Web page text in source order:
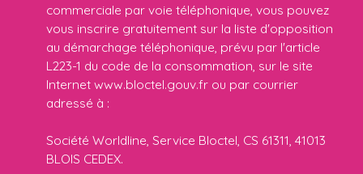
commerciale par voie téléphonique, vous pouvez
vous inscrire gratuitement sur la liste d'opposition
au démarchage téléphonique, prévu par l'article
L223-1 du code de la consommation, sur le site
Internet www.bloctel.gouv.fr ou par courrier
adressé à :
Société Worldline, Service Bloctel, CS 61311, 41013
BLOIS CEDEX.